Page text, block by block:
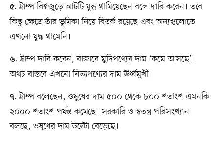
৫. ট্রাম্প বিশ্বজুড়ে আটটি যুদ্ধ থামিয়েছেন বলে দাবি করেন। তবে
কিছু ক্ষেত্রে তাঁর ভূমিকা নিয়ে বিতর্ক রয়েছে এবং অন্যগুলোতে
এখনো যুদ্ধ থামেনি।
৬. ট্রাম্প দাবি করেন, বাজারে মুদিপণ্যের দাম ‘কমে আসছে’।
অথচ বাস্তবে এখনো নিত্যপণ্যের দাম ঊর্ধ্বমুখী।
৭. ট্রাম্প বলেছেন, ওষুধের দাম ৫০০ থেকে ৮০০ শতাংশ এমনকি
২০০০ শতাংশ পর্যন্ত কমেছে। সরকারি ও স্বতন্ত্র পরিসংখ্যান
বলছে, ওষুধের দাম উল্টো বেড়েছে।